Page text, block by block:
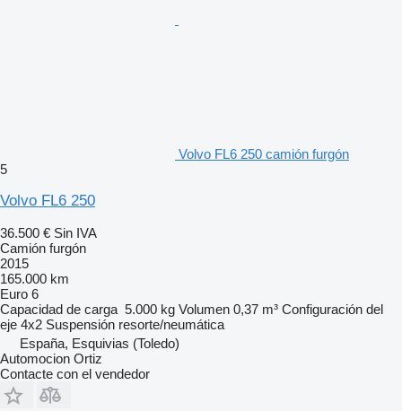
Volvo FL6 250 camión furgón
5
Volvo FL6 250
36.500 € Sin IVA
Camión furgón
2015
165.000 km
Euro 6
Capacidad de carga 5.000 kg Volumen 0,37 m³ Configuración del
eje 4x2 Suspensión resorte/neumática
España, Esquivias (Toledo)
Automocion Ortiz
Contacte con el vendedor